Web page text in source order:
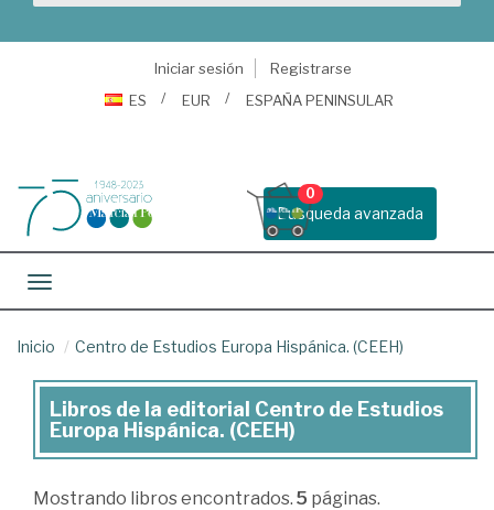
Iniciar sesión
Registrarse
ES
EUR ESPAÑA PENINSULAR
Busqueda avanzada
0
Toggle navigation
Inicio Centro de Estudios Europa Hispánica. (CEEH)
Libros
de
la
Libros de la editorial Centro de Estudios
Europa Hispánica. (CEEH)
Mostrando libros encontrados. 5 páginas.